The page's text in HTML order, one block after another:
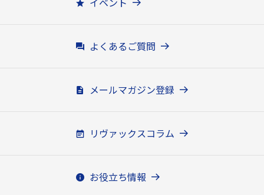
イベント
よくあるご質問
メールマガジン登録
リヴァックスコラム
お役立ち情報